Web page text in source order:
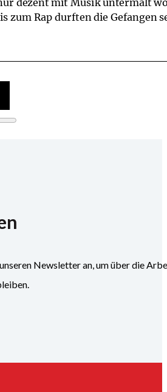
Newsletter an, um über die